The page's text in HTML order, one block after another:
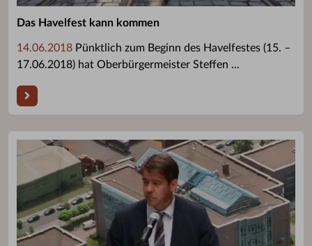
Das Havelfest kann kommen
14.06.2018 Pünktlich zum Beginn des Havelfestes (15. –
17.06.2018) hat Oberbürgermeister Steffen ...